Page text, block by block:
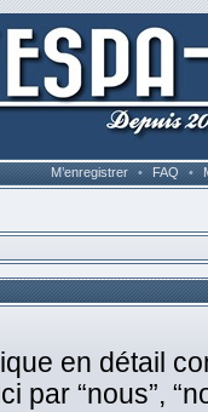
M’enregistrer • FAQ •
en détail
par “nous”,